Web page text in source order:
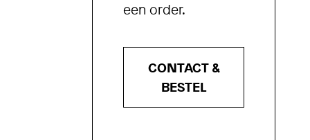
een order.
CONTACT &
BESTEL